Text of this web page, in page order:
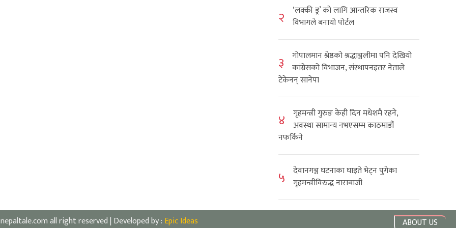
२
‘लक्की ड्र’ को लागि आन्तरिक राजस्व
विभागले बनायो पोर्टल
३
गोपालमान श्रेष्ठको श्रद्धाञ्जलीमा पनि देखियो
कांग्रेसको विभाजन, संस्थापनइतर नेताले
टेकेनन् सानेपा
४
गृहमन्त्री गुरुङ केही दिन मधेशमै रहने,
अवस्था सामान्य नभएसम्म काठमाडौं
नफर्किने
५
देवानगञ्ज घटनाका घाइते भेट्न पुगेका
गृहमन्त्रीविरुद्ध नाराबाजी
all right reserved | Developed by : Epic Ideas ABOUT US